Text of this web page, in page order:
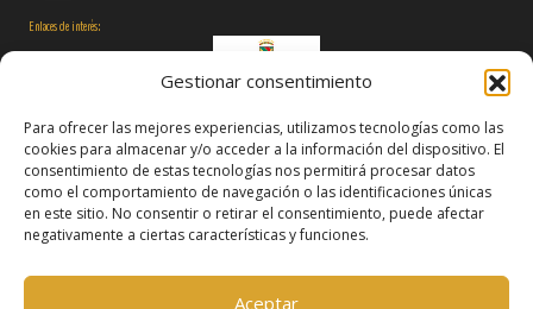
Gestionar consentimiento
Para ofrecer las mejores experiencias, utilizamos tecnologías como las
cookies para almacenar y/o acceder a la información del dispositivo. El
consentimiento de estas tecnologías nos permitirá procesar datos
como el comportamiento de navegación o las identificaciones únicas
en este sitio. No consentir o retirar el consentimiento, puede afectar
negativamente a ciertas características y funciones.
Aceptar
Enlaces de interés:
Síguenos en: